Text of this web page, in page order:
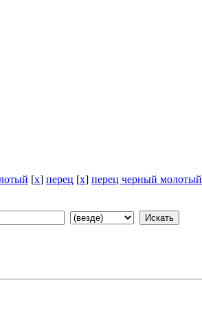
[x] перец [x] перец черный молотый